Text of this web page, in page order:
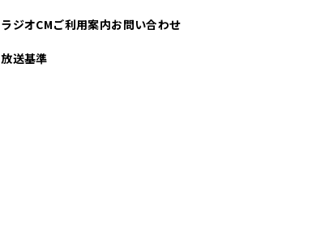
ラジオCMご利用案内
放送基準
お問い合わせ